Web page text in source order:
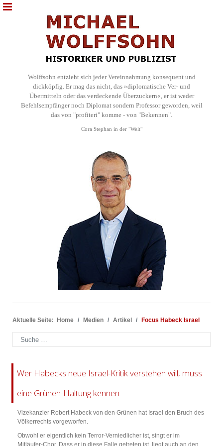
Wolffsohn entzieht sich jeder Vereinnahmung konsequent und
dickköpfig. Er mag das nicht, das »diplomatische Ver- und
Übermitteln oder das verdeckende Überzuckern«, er ist weder
Befehlsempfänger noch Diplomat sondern Professor geworden, weil
das von "profiteri" komme - von "Bekennen".
Cora Stephan in der "Welt"
Aktuelle Seite: Home Medien Artikel Focus Habeck Israel
Suchen
Wer Habecks neue Israel-Kritik verstehen will, muss
eine Grünen-Haltung kennen
Vizekanzler Robert Habeck von den Grünen hat Israel den Bruch des
Völkerrechts vorgeworfen.
Obwohl er eigentlich kein Terror-Verniedlicher ist, singt er im